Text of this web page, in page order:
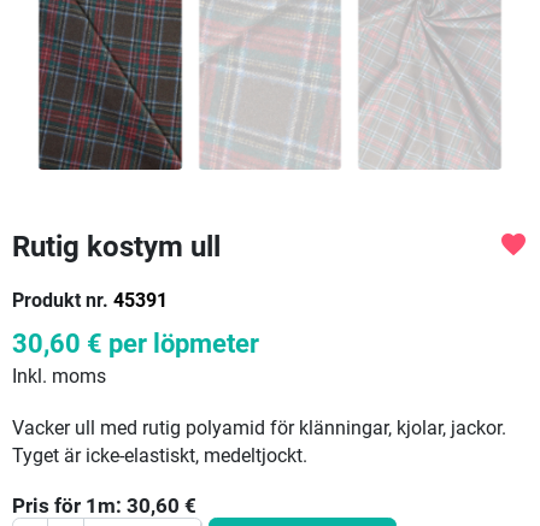
Rutig kostym ull
Produkt nr. 45391
favorite
30,60 € per löpmeter
Inkl. moms
Vacker ull med rutig polyamid för klänningar, kjolar, jackor.
Tyget är icke-elastiskt, medeltjockt.
Pris för 1 m: 30,60 €